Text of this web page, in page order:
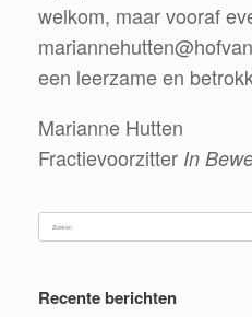
welkom, maar vooraf
een leerzame en
Marianne Hutten
Fractievoorzitter In
Zoeken
Recente berichten